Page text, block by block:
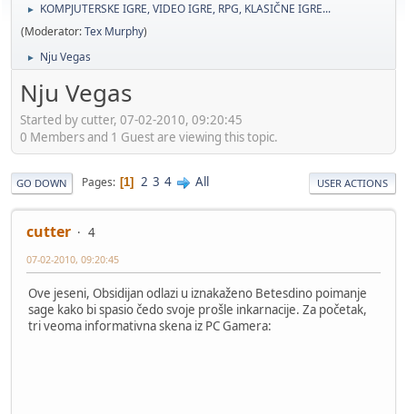
►
KOMPJUTERSKE IGRE, VIDEO IGRE, RPG, KLASIČNE IGRE...
(Moderator:Tex Murphy)
► Nju Vegas
Nju Vegas
Started by cutter, 07-02-2010, 09:20:45
0 Members and 1 Guest are viewing this topic.
GO DOWN Pages 1 2 3 4 All USER ACTIONS
cutter 4
07-02-2010, 09:20:45
Ove jeseni, Obsidijan odlazi u iznakaženo Betesdino poimanje
sage kako bi spasio čedo svoje prošle inkarnacije. Za početak,
tri veoma informativna skena iz PC Gamera: